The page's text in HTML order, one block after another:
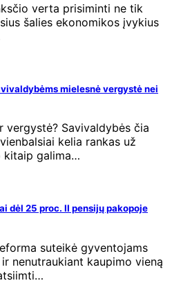
verta prisiminti ne tik
šalies ekonomikos įvykius
mielesnė vergystė nei
vergystė? Savivaldybės čia
kelia rankas už
kitaip galima…
dėl 25 proc. II pensijų pakopoje
suteikė gyventojams
nenutraukiant kaupimo vieną